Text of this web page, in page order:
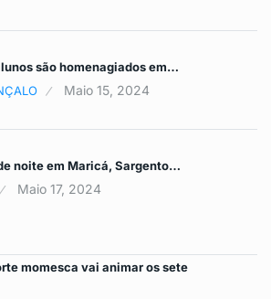
são homenagiados em…
Maio 15, 2024
noite em Maricá, Sargento…
Maio 17, 2024
momesca vai animar os sete